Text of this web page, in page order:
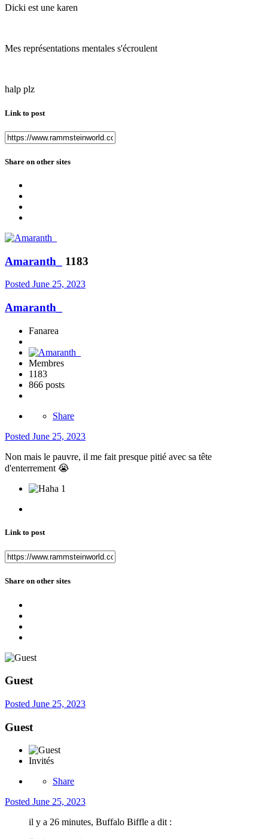
Dicki est une karen
Mes représentations mentales s'écroulent
halp plz
Link to post
Share on other sites
Amaranth_ 1183
Posted June 25, 2023
Amaranth_
Fanarea
Membres
1183
866 posts
Share
Posted June 25, 2023
Non mais le pauvre, il me fait presque pitié avec sa tête
d'enterrement 😭
1
Link to post
Share on other sites
Guest
Posted June 25, 2023
Guest
Invités
Share
Posted June 25, 2023
il y a 26 minutes, Buffalo Biffle a dit :